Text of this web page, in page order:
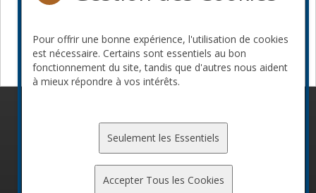
Devenir commanditaire
Pour offrir une bonne expérience, l'utilisation de cookies
est nécessaire. Certains sont essentiels au bon
fonctionnement du site, tandis que d'autres nous aident
à mieux répondre à vos intérêts.
Seulement les Essentiels
Accepter Tous les Cookies